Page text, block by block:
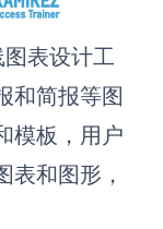
表设计工
和简报等图
模板，用户
表和图形，